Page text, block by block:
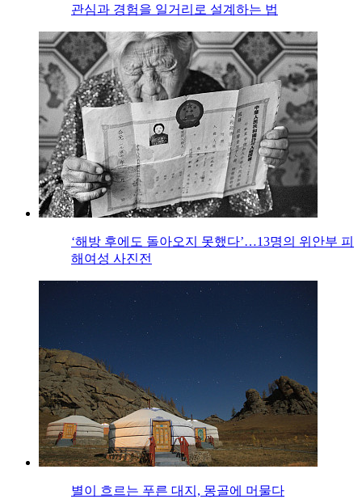
관심과 경험을 일거리로 설계하는 법
‘해방 후에도 돌아오지 못했다’…13명의 위안부 피
해여성 사진전
별이 흐르는 푸른 대지, 몽골에 머물다